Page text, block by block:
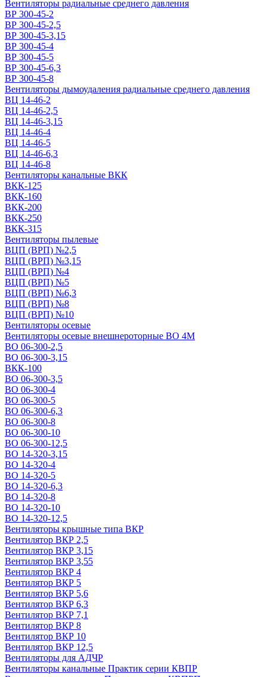
Вентиляторы радиальные среднего давления
ВР 300-45-2
ВР 300-45-2,5
ВР 300-45-3,15
ВР 300-45-4
ВР 300-45-5
ВР 300-45-6,3
ВР 300-45-8
Вентиляторы дымоудаления радиальные среднего давления
ВЦ 14-46-2
ВЦ 14-46-2,5
ВЦ 14-46-3,15
ВЦ 14-46-4
ВЦ 14-46-5
ВЦ 14-46-6,3
ВЦ 14-46-8
Вентиляторы канальные ВКК
ВКК-125
ВКК-160
ВКК-200
ВКК-250
ВКК-315
Вентиляторы пылевые
ВЦП (ВРП) №2,5
ВЦП (ВРП) №3,15
ВЦП (ВРП) №4
ВЦП (ВРП) №5
ВЦП (ВРП) №6,3
ВЦП (ВРП) №8
ВЦП (ВРП) №10
Вентиляторы осевые
Вентиляторы осевые внешнероторные ВО 4М
ВО 06-300-2,5
ВО 06-300-3,15
ВКК-100
ВО 06-300-3,5
ВО 06-300-4
ВО 06-300-5
ВО 06-300-6,3
ВО 06-300-8
ВО 06-300-10
ВО 06-300-12,5
ВО 14-320-3,15
ВО 14-320-4
ВО 14-320-5
ВО 14-320-6,3
ВО 14-320-8
ВО 14-320-10
ВО 14-320-12,5
Вентиляторы крышные типа ВКР
Вентилятор ВКР 2,5
Вентилятор ВКР 3,15
Вентилятор ВКР 3,55
Вентилятор ВКР 4
Вентилятор ВКР 5
Вентилятор ВКР 5,6
Вентилятор ВКР 6,3
Вентилятор ВКР 7,1
Вентилятор ВКР 8
Вентилятор ВКР 10
Вентилятор ВКР 12,5
Вентиляторы для АДЧР
Вентиляторы канальные Практик серии КВПР